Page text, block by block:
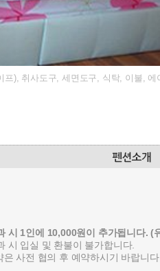
프), 취사도구, 세면도구, 식탁, 이불,
시 1인에 10,000원이 추가됩니다. (
시 입실 및 환불이 불가합니다.
사전 협의 후 예약하시기 바랍니